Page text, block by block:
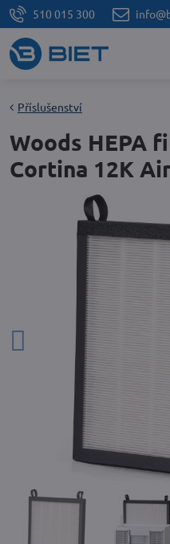
510 015 300
Příslušenství
Woods HEPA
Cortina 12K